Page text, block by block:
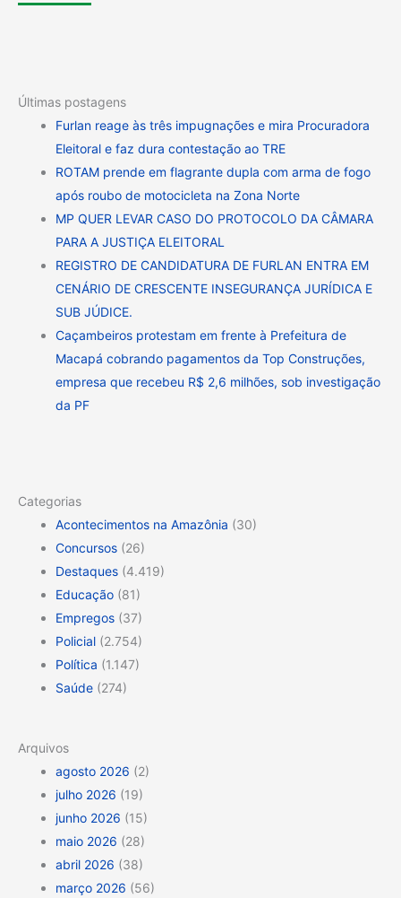
Últimas postagens
Furlan reage às três impugnações e mira Procuradora
Eleitoral e faz dura contestação ao TRE
ROTAM prende em flagrante dupla com arma de fogo
após roubo de motocicleta na Zona Norte
MP QUER LEVAR CASO DO PROTOCOLO DA CÂMARA
PARA A JUSTIÇA ELEITORAL
REGISTRO DE CANDIDATURA DE FURLAN ENTRA EM
CENÁRIO DE CRESCENTE INSEGURANÇA JURÍDICA E
SUB JÚDICE.
Caçambeiros protestam em frente à Prefeitura de
Macapá cobrando pagamentos da Top Construções,
empresa que recebeu R$ 2,6 milhões, sob investigação
da PF
Categorias
Acontecimentos na Amazônia (30)
Concursos (26)
Destaques (4.419)
Educação (81)
Empregos (37)
Policial (2.754)
Política (1.147)
Saúde (274)
Arquivos
agosto 2026 (2)
julho 2026 (19)
junho 2026 (15)
maio 2026 (28)
abril 2026 (38)
março 2026 (56)